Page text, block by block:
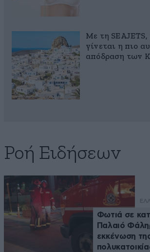
Με τη
γίνεται η πιο
απόδραση των
Ροή Ειδήσεων
Φωτιά σε
Παλαιό
εκκένωση